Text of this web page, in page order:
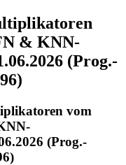
& KNN-
(Prog.-
vom
(Prog.-